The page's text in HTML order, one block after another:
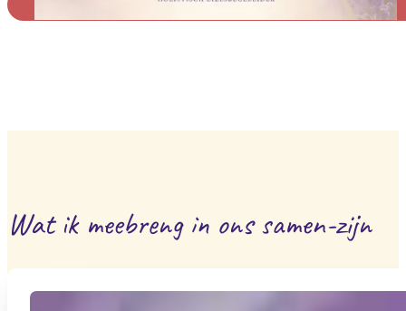
Wat ik meebreng in ons samen-zijn